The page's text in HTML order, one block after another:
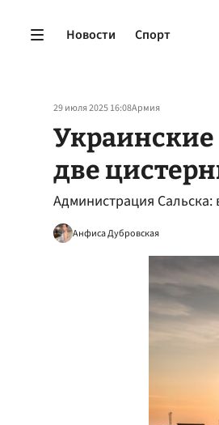
Новости Спорт
29 июля 2025 16:08Армия
Украинские
две
Администрация
Анфиса Дубровская